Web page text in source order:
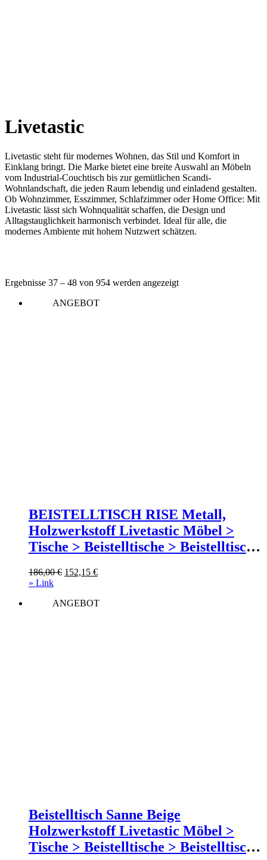
Livetastic
Livetastic steht für modernes Wohnen, das Stil und Komfort in
Einklang bringt. Die Marke bietet eine breite Auswahl an Möbeln
vom Industrial-Couchtisch bis zur gemütlichen Scandi-
Wohnlandschaft, die jeden Raum lebendig und einladend gestalten.
Ob Wohnzimmer, Esszimmer, Schlafzimmer oder Home Office: Mit
Livetastic lässt sich Wohnqualität schaffen, die Design und
Alltagstauglichkeit harmonisch verbindet. Ideal für alle, die
modernes Ambiente mit hohem Nutzwert schätzen.
Ergebnisse 37 – 48 von 954 werden angezeigt
ANGEBOT
BEISTELLTISCH RISE Metall,
Holzwerkstoff Livetastic Möbel >
Tische > Beistelltische > Beistelltische
186,00€ Ursprünglicher
186,00 €
152,15 €Aktueller
152,15 €.
» Link
ANGEBOT
Beistelltisch Sanne Beige
Holzwerkstoff Livetastic Möbel >
Tische > Beistelltische > Beistelltische